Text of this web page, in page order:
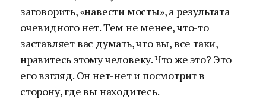
заговорить, «навести мосты», а результата
очевидного нет. Тем не менее, что-то
заставляет вас думать, что вы, все таки,
нравитесь этому человеку. Что же это? Это
его взгляд. Он нет-нет и посмотрит в
сторону, где вы находитесь.